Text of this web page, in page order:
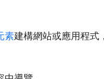
素建構網站或應用程式